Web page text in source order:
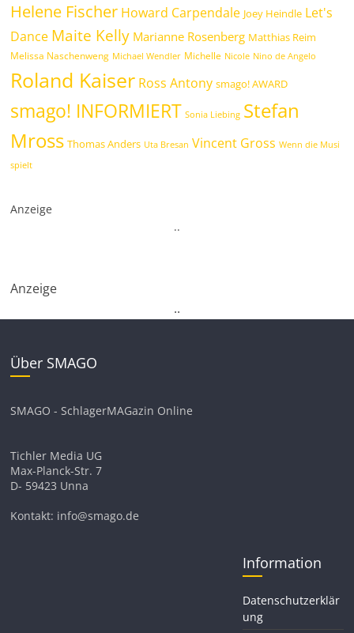
Helene Fischer Howard Carpendale Joey Heindle Let's
Dance Maite Kelly Marianne Rosenberg Matthias Reim
Melissa Naschenweng Michael Wendler Michelle Nicole Nino de Angelo
Roland Kaiser Ross Antony smago! AWARD
smago! INFORMIERT Sonia Liebing Stefan
Mross Thomas Anders Uta Bresan Vincent Gross Wenn die Musi
spielt
Anzeige
..
Anzeige
..
Über SMAGO
SMAGO - SchlagerMAGazin Online
Tichler Media UG
Max-Planck-Str. 7
D- 59423 Unna
Kontakt: info@smago.de
Information
Datenschutzerklär
ung